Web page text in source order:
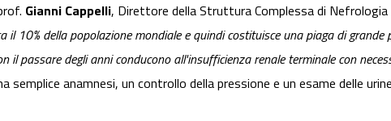
Gianni Cappelli, Direttore della Struttura Complessa di Nefrologia
il 10% della popolazione mondiale e quindi costituisce una piaga di
il passare degli anni conducono all'insufficienza renale terminale con
anamnesi, un controllo della pressione e un esame delle